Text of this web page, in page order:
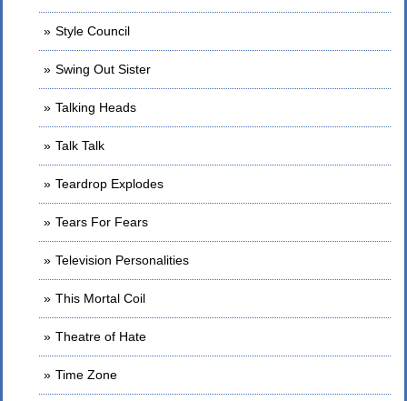
Style Council
Swing Out Sister
Talking Heads
Talk Talk
Teardrop Explodes
Tears For Fears
Television Personalities
This Mortal Coil
Theatre of Hate
Time Zone